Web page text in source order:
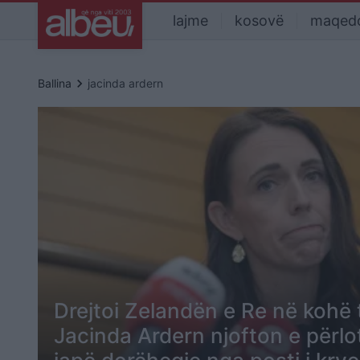
lajme kosovë
Ballina keyboard_arrow_right jacinda ardern
Drejtoi Zelandën e Re në
Jacinda Ardern njofton e